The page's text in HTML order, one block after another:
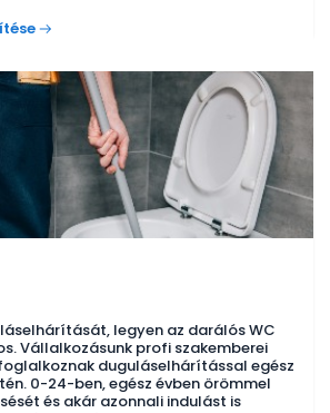
legyen az darálós WC
Vállalkozásunk profi szakemberei
duguláselhárítással egész
0-24-ben, egész évben örömmel
és akár azonnali indulást is